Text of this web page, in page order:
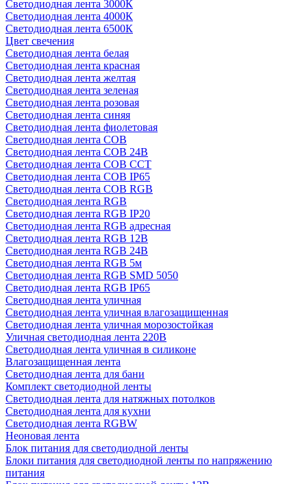
Светодиодная лента 3000К
Светодиодная лента 4000К
Светодиодная лента 6500К
Цвет свечения
Светодиодная лента белая
Светодиодная лента красная
Светодиодная лента желтая
Светодиодная лента зеленая
Светодиодная лента розовая
Светодиодная лента синяя
Светодиодная лента фиолетовая
Светодиодная лента COB
Светодиодная лента COB 24В
Светодиодная лента COB CCT
Светодиодная лента COB IP65
Светодиодная лента COB RGB
Светодиодная лента RGB
Светодиодная лента RGB IP20
Светодиодная лента RGB адресная
Светодиодная лента RGB 12В
Светодиодная лента RGB 24В
Светодиодная лента RGB 5м
Светодиодная лента RGB SMD 5050
Светодиодная лента RGB IP65
Светодиодная лента уличная
Светодиодная лента уличная влагозащищенная
Светодиодная лента уличная морозостойкая
Уличная светодиодная лента 220В
Светодиодная лента уличная в силиконе
Влагозащищенная лента
Светодиодная лента для бани
Комплект светодиодной ленты
Светодиодная лента для натяжных потолков
Светодиодная лента для кухни
Светодиодная лента RGBW
Неоновая лента
Блок питания для светодиодной ленты
Блоки питания для светодиодной ленты по напряжению
питания